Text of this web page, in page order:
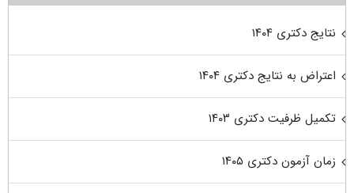
نتایج دکتری ۱۴۰۴
اعتراض به نتایج دکتری ۱۴۰۴
تکمیل ظرفیت دکتری ۱۴۰۳
زمان آزمون دکتری ۱۴۰۵